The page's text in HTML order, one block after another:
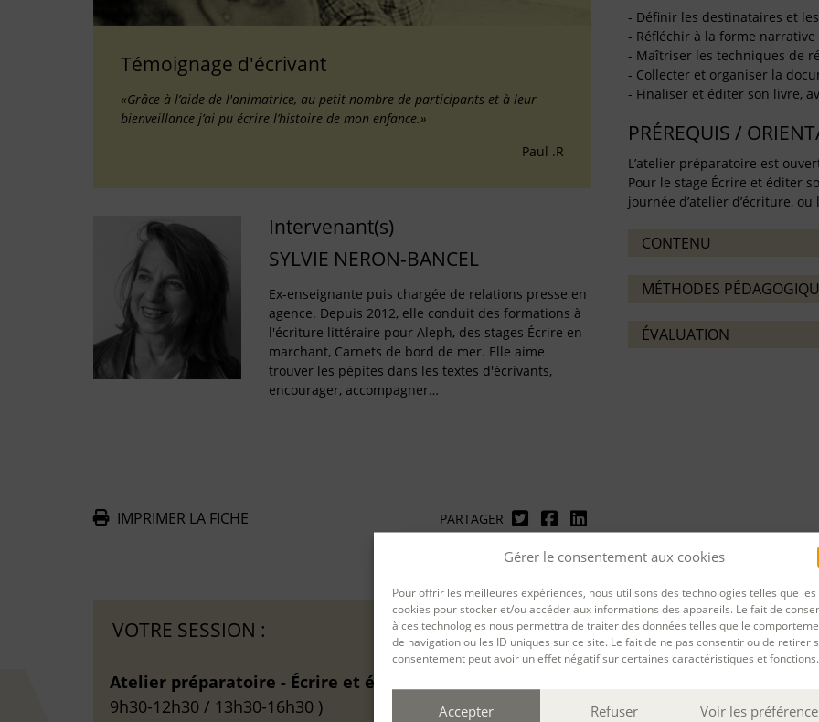
Gérer le consentement aux cookies
Pour offrir les meilleures expériences, nous utilisons des technologies telles que les
cookies pour stocker et/ou accéder aux informations des appareils. Le fait de
à ces technologies nous permettra de traiter des données telles que le
de navigation ou les ID uniques sur ce site. Le fait de ne pas consentir ou de retirer
consentement peut avoir un effet négatif sur certaines caractéristiques et fonctions.
Accepter Refuser Voir les
Témoignage d'écrivant
«Grâce à l’aide de l'animatrice, au petit nombre de participants et à leur
bienveillance j’ai pu écrire l’histoire de mon enfance.»
Paul .R
Intervenant(s)
SYLVIE NERON-BANCEL
Ex-enseignante puis chargée de relations presse en
agence. Depuis 2012, elle conduit des formations à
l'écriture littéraire pour Aleph, des stages Écrire en
marchant, Carnets de bord de mer. Elle aime
trouver les pépites dans les textes d'écrivants,
encourager, accompagner…
IMPRIMER LA FICHE
PARTAGER
- Définir les destinataires et
- Réfléchir à la forme
- Maîtriser les techniques de
- Collecter et organiser la
- Finaliser et éditer son livre,
PRÉREQUIS /
L’atelier préparatoire est
Pour le stage Écrire et éditer
journée d’atelier d’écriture,
CONTENU
MÉTHODES
ÉVALUATION
VOTRE SESSION :
Atelier préparatoire - Écrire et éditer son histoire de vie
9h30-12h30 / 13h30-16h30 )